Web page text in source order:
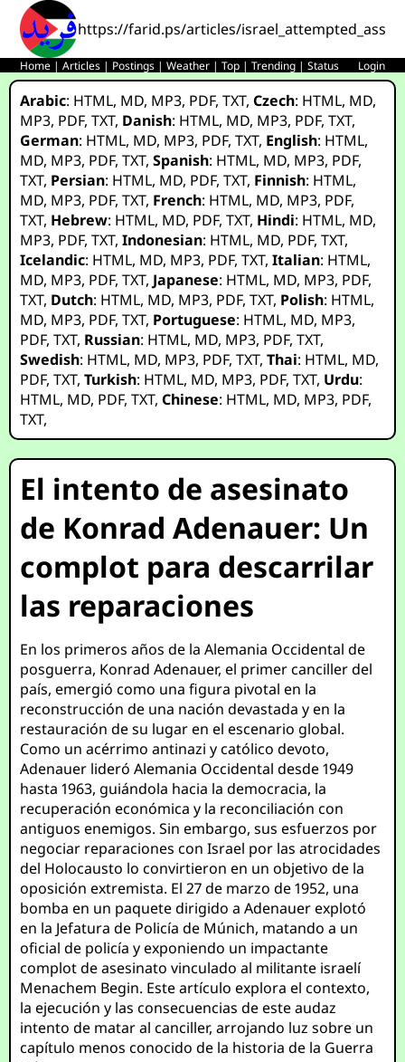
https://farid.ps/articles/
Home |Articles | Postings |Weather |Top |Trending |Status Login
Arabic: HTML, MD, MP3, PDF,TXT,Czech: HTML, MD,
MP3, PDF,TXT, Danish: HTML, MD, MP3, PDF,TXT,
German: HTML, MD, MP3, PDF,TXT, English: HTML,
MD, MP3, PDF,TXT,Spanish: HTML, MD, MP3, PDF,
TXT, Persian: HTML, MD, PDF,TXT, Finnish: HTML,
MD, MP3, PDF,TXT, French: HTML, MD, MP3, PDF,
TXT, Hebrew: HTML, MD, PDF,TXT, Hindi: HTML, MD,
MP3, PDF,TXT,Indonesian: HTML, MD, PDF,TXT,
Icelandic: HTML, MD, MP3, PDF,TXT,Italian: HTML,
MD, MP3, PDF,TXT, Japanese: HTML, MD, MP3, PDF,
TXT, Dutch: HTML, MD, MP3, PDF,TXT, Polish: HTML,
MD, MP3, PDF,TXT, Portuguese: HTML, MD, MP3,
PDF,TXT, Russian: HTML, MD, MP3, PDF,TXT,
Swedish: HTML, MD, MP3, PDF,TXT,Thai: HTML, MD,
PDF,TXT,Turkish: HTML, MD, MP3, PDF,TXT, Urdu:
HTML, MD, PDF,TXT,Chinese: HTML, MD, MP3, PDF,
TXT,
El intento de asesinato
de Konrad Adenauer: Un
complot para descarrilar
las reparaciones
En los primeros años de la Alemania Occidental de
posguerra, Konrad Adenauer, el primer canciller del
país, emergió como una figura pivotal en la
reconstrucción de una nación devastada y en la
restauración de su lugar en el escenario global.
Como un acérrimo antinazi y católico devoto,
Adenauer lideró Alemania Occidental desde 1949
hasta 1963, guiándola hacia la democracia, la
recuperación económica y la reconciliación con
antiguos enemigos. Sin embargo, sus esfuerzos por
negociar reparaciones con Israel por las atrocidades
del Holocausto lo convirtieron en un objetivo de la
oposición extremista. El 27 de marzo de 1952, una
bomba en un paquete dirigido a Adenauer explotó
en la Jefatura de Policía de Múnich, matando a un
oficial de policía y exponiendo un impactante
complot de asesinato vinculado al militante israelí
Menachem Begin. Este artículo explora el contexto,
la ejecución y las consecuencias de este audaz
intento de matar al canciller, arrojando luz sobre un
capítulo menos conocido de la historia de la Guerra